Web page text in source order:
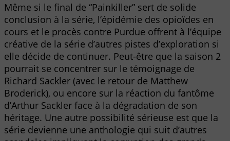
Même si le final de “Painkiller” sert de solide
conclusion à la série, l’épidémie des opioïdes en
cours et le procès contre Purdue offrent à l’équipe
créative de la série d’autres pistes d’exploration si
elle décide de continuer. Peut-être que la saison 2
pourrait se concentrer sur le témoignage de
Richard Sackler (avec le retour de Matthew
Broderick), ou encore sur la réaction du fantôme
d’Arthur Sackler face à la dégradation de son
héritage. Une autre possibilité sérieuse est que la
série devienne une anthologie qui suit d’autres